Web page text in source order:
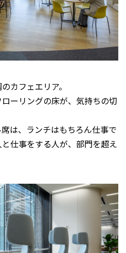
カフェエリア。
ーリングの床が、気持ちの切
は、ランチはもちろん仕事で
仕事をする人が、部門を超え